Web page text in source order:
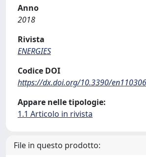
Anno
2018
Rivista
ENERGIES
Codice DOI
https://dx.doi.org/10.3390/
Appare nelle tipologie:
1.1 Articolo in rivista
File in questo prodotto: